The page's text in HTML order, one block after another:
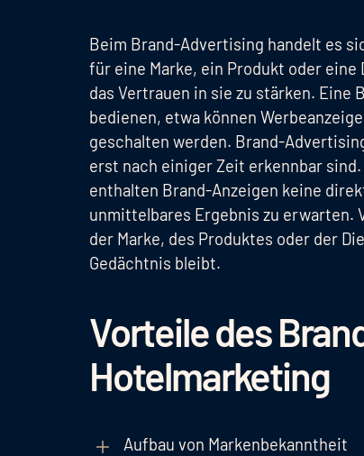
Beim Brand-Advertising handelt es
für eine Marke, ein Produkt oder
das Vertrauen in sie zu stärken. Eine
bedienen, etwa können
geschalten werden. Brand-
erst nach einiger Zeit erkennbar sind.
enthalten Brand-Anzeigen keine
unmittelbares Ergebnis zu erwarten.
der Marke, des Produktes oder der
Gedächtnis bleibt.
Vorteile des
Hotelmarketing
Aufbau von Markenbekanntheit